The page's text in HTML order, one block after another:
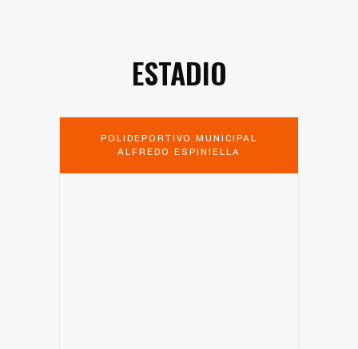
ESTADIO
POLIDEPORTIVO MUNICIPAL
ALFREDO ESPINIELLA